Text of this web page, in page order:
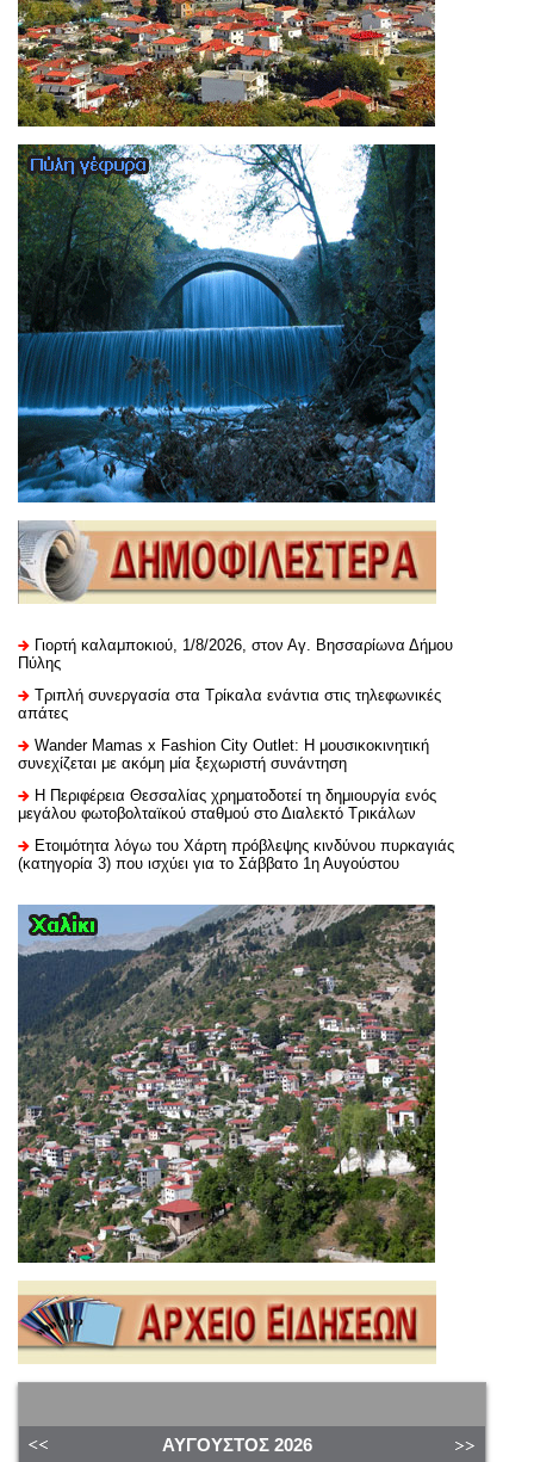
Γιορτή καλαμποκιού, 1/8/2026, στον Αγ. Βησσαρίωνα Δήμου
Πύλης
Τριπλή συνεργασία στα Τρίκαλα ενάντια στις τηλεφωνικές
απάτες
Wander Mamas x Fashion City Outlet: Η μουσικοκινητική
συνεχίζεται με ακόμη μία ξεχωριστή συνάντηση
H Περιφέρεια Θεσσαλίας χρηματοδοτεί τη δημιουργία ενός
μεγάλου φωτοβολταϊκού σταθμού στο Διαλεκτό Τρικάλων
Ετοιμότητα λόγω του Χάρτη πρόβλεψης κινδύνου πυρκαγιάς
(κατηγορία 3) που ισχύει για το Σάββατο 1η Αυγούστου
ΑΎΓΟΥΣΤΟΣ 2026